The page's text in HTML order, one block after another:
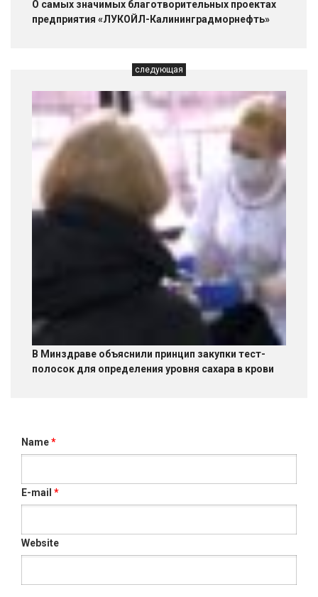
О самых значимых благотворительных проектах
предприятия «ЛУКОЙЛ-Калининградморнефть»
следующая
В Минздраве объяснили принцип закупки тест-
полосок для определения уровня сахара в крови
Name*
E-mail *
Website